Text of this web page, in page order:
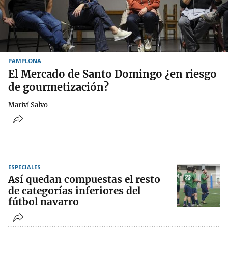
PAMPLONA
El Mercado de Santo Domingo ¿en riesgo
de gourmetización?
Mariví Salvo
ESPECIALES
Así quedan compuestas el resto
de categorías inferiores del
fútbol navarro